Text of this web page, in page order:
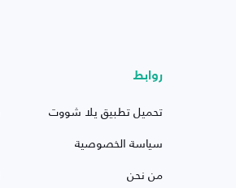
روابط
تحميل تطبيق يلا شووت
سياسة الخصوصية
من نحن